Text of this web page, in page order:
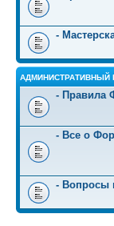
-
АДМИНИСТРАТИВНЫЙ
- Правила
- Все о
- Вопросы